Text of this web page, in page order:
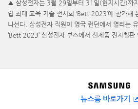
▲ 삼성전자는 3월 29일부터 31일(현지시간)까
럽 최대 교육 기술 전시회 ‘Bett 2023’에 참가해
나선다. 삼성전자 직원이 영국 런던에서 열리는
‘Bett 2023’ 삼성전자 부스에서 신제품 전자칠판
뉴스룸 바로가기